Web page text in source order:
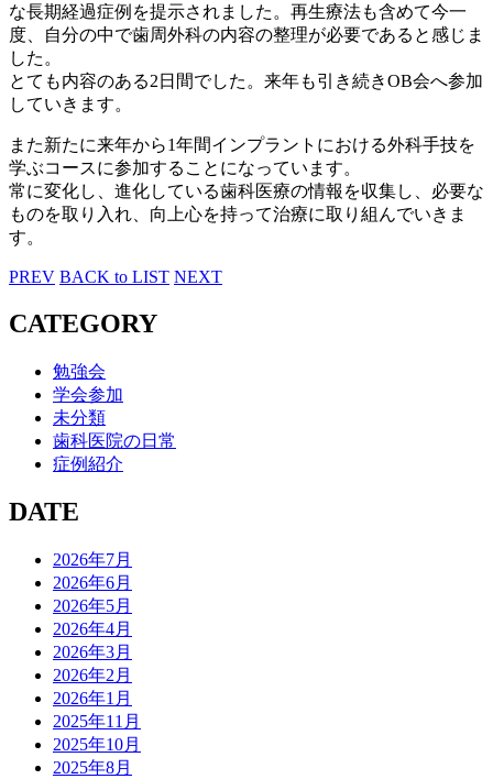
な長期経過症例を提示されました。再生療法も含めて今一
度、自分の中で歯周外科の内容の整理が必要であると感じま
した。
とても内容のある2日間でした。来年も引き続きOB会へ参加
していきます。
また新たに来年から1年間インプラントにおける外科手技を
学ぶコースに参加することになっています。
常に変化し、進化している歯科医療の情報を収集し、必要な
ものを取り入れ、向上心を持って治療に取り組んでいきま
す。
PREV BACK to LIST NEXT
CATEGORY
勉強会
学会参加
未分類
歯科医院の日常
症例紹介
DATE
2026年7月
2026年6月
2026年5月
2026年4月
2026年3月
2026年2月
2026年1月
2025年11月
2025年10月
2025年8月